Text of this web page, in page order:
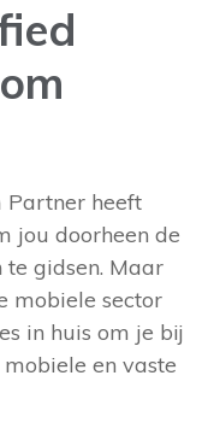
Partner heeft
jou doorheen de
gidsen. Maar
mobiele sector
in huis om je bij
en vaste